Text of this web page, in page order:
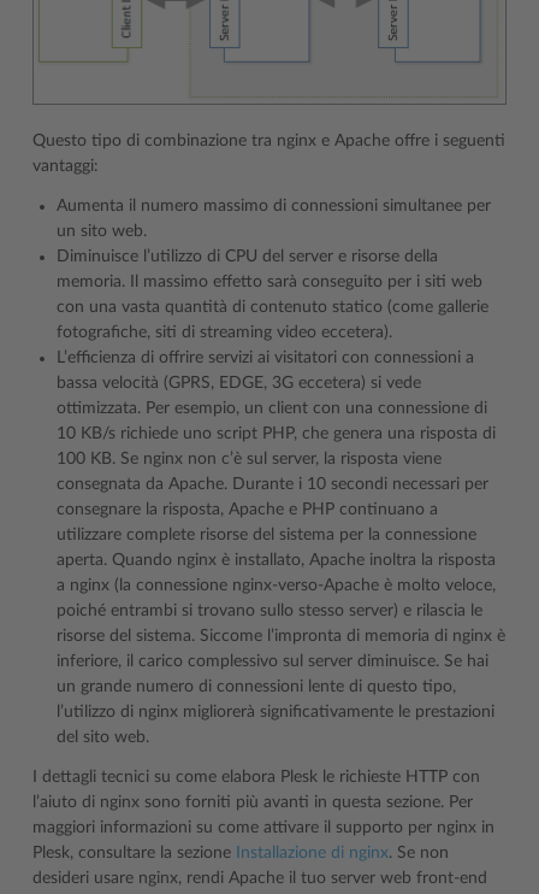
Questo tipo di combinazione tra nginx e Apache offre i seguenti
vantaggi:
Aumenta il numero massimo di connessioni simultanee per
un sito web.
Diminuisce l’utilizzo di CPU del server e risorse della
memoria. Il massimo effetto sarà conseguito per i siti web
con una vasta quantità di contenuto statico (come gallerie
fotografiche, siti di streaming video eccetera).
L’efficienza di offrire servizi ai visitatori con connessioni a
bassa velocità (GPRS, EDGE, 3G eccetera) si vede
ottimizzata. Per esempio, un client con una connessione di
10 KB/s richiede uno script PHP, che genera una risposta di
100 KB. Se nginx non c’è sul server, la risposta viene
consegnata da Apache. Durante i 10 secondi necessari per
consegnare la risposta, Apache e PHP continuano a
utilizzare complete risorse del sistema per la connessione
aperta. Quando nginx è installato, Apache inoltra la risposta
a nginx (la connessione nginx-verso-Apache è molto veloce,
poiché entrambi si trovano sullo stesso server) e rilascia le
risorse del sistema. Siccome l’impronta di memoria di nginx è
inferiore, il carico complessivo sul server diminuisce. Se hai
un grande numero di connessioni lente di questo tipo,
l’utilizzo di nginx migliorerà significativamente le prestazioni
del sito web.
I dettagli tecnici su come elabora Plesk le richieste HTTP con
l’aiuto di nginx sono forniti più avanti in questa sezione. Per
maggiori informazioni su come attivare il supporto per nginx in
Plesk, consultare la sezione
Installazione di nginx. Se non
desideri usare nginx, rendi Apache il tuo server web front-end